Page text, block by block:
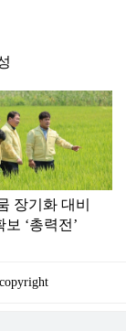
장기화 대비
‘총력전’
copyright